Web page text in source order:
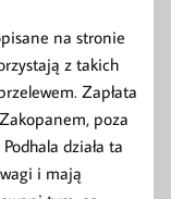
na stronie
z takich
Zapłata
poza
działa ta
i mają